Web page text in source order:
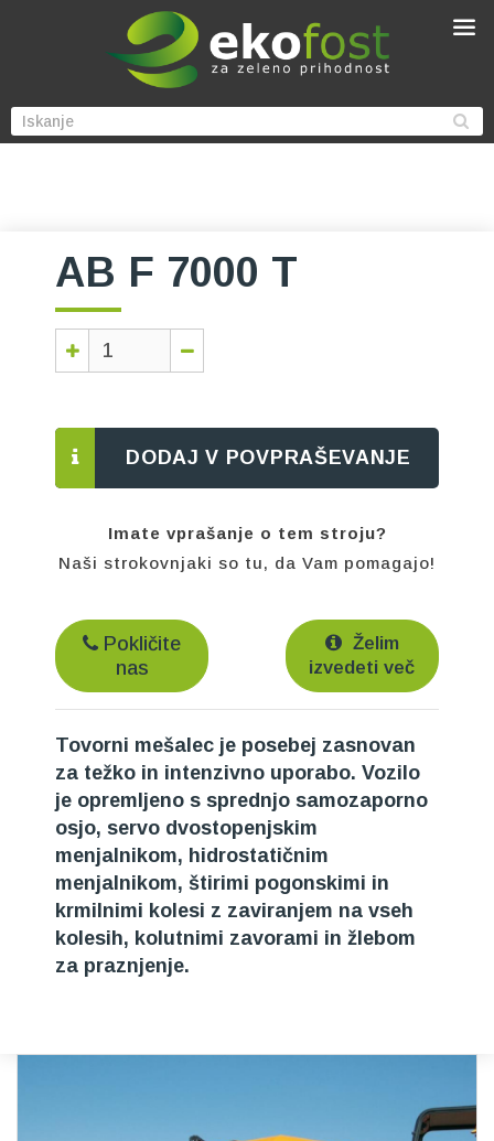
AB F 7000 T
DODAJ V POVPRAŠEVANJE
Imate vprašanje o tem stroju?
Naši strokovnjaki so tu, da Vam pomagajo!
Pokličite
nas
Želim
izvedeti več
Tovorni mešalec je posebej zasnovan
za težko in intenzivno uporabo. Vozilo
je opremljeno s sprednjo samozaporno
osjo, servo dvostopenjskim
menjalnikom, hidrostatičnim
menjalnikom, štirimi pogonskimi in
krmilnimi kolesi z zaviranjem na vseh
kolesih, kolutnimi zavorami in žlebom
za praznjenje.